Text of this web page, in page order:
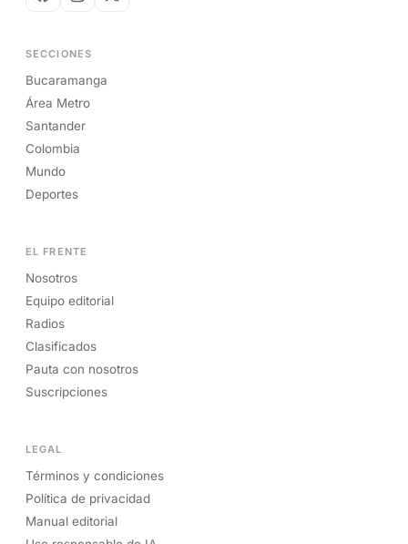
SECCIONES
Bucaramanga
Área Metro
Santander
Colombia
Mundo
Deportes
EL FRENTE
Nosotros
Equipo editorial
Radios
Clasificados
Pauta con nosotros
Suscripciones
LEGAL
Términos y condiciones
Política de privacidad
Manual editorial